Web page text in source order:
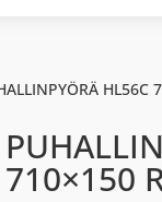
HL56C
710×150